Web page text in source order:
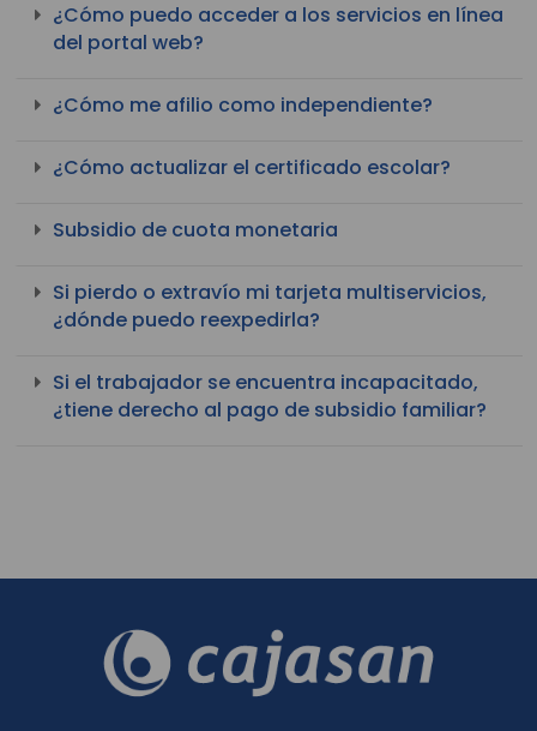
¿Cómo puedo acceder a los servicios en línea
del portal web?
¿Cómo me afilio como independiente?
¿Cómo actualizar el certificado escolar?
Subsidio de cuota monetaria
Si pierdo o extravío mi tarjeta multiservicios,
¿dónde puedo reexpedirla?
Si el trabajador se encuentra incapacitado,
¿tiene derecho al pago de subsidio familiar?